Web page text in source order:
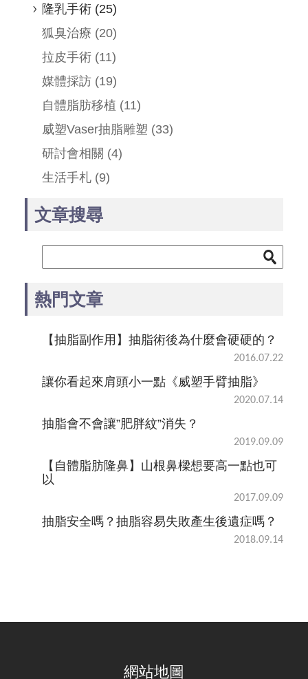
隆乳手術 (25)
狐臭治療 (20)
拉皮手術 (11)
媒體採訪 (19)
自體脂肪移植 (11)
威塑Vaser抽脂雕塑 (33)
研討會相關 (4)
生活手札 (9)
文章搜尋
熱門文章
【抽脂副作用】抽脂術後為什麼會硬硬的？
2016.07.22
讓你看起來肩頭小一點《威塑手臂抽脂》
2020.07.14
抽脂會不會讓”肥胖紋”消失？
2019.09.09
【自體脂肪隆鼻】山根鼻樑想要高一點也可
以
2017.09.09
抽脂安全嗎？抽脂容易失敗產生後遺症嗎？
2018.09.14
網站地圖